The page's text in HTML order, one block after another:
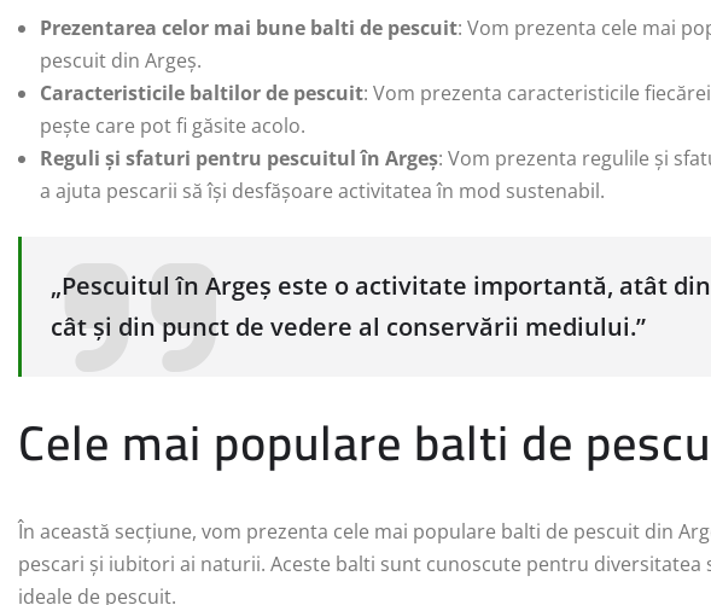
Prezentarea celor mai bune balti de pescuit: Vom prezenta cele mai
pescuit din Argeș.
Caracteristicile baltilor de pescuit: Vom prezenta caracteristicile
pește care pot fi găsite acolo.
Reguli și sfaturi pentru pescuitul în Argeș: Vom prezenta regulile și
a ajuta pescarii să își desfășoare activitatea în mod sustenabil.
„Pescuitul în Argeș este o activitate importantă, atât
cât și din punct de vedere al conservării mediului.”
Cele mai populare balti de
În această secțiune, vom prezenta cele mai populare balti de pescuit din
pescari și iubitori ai naturii. Aceste balti sunt cunoscute pentru
ideale de pescuit.